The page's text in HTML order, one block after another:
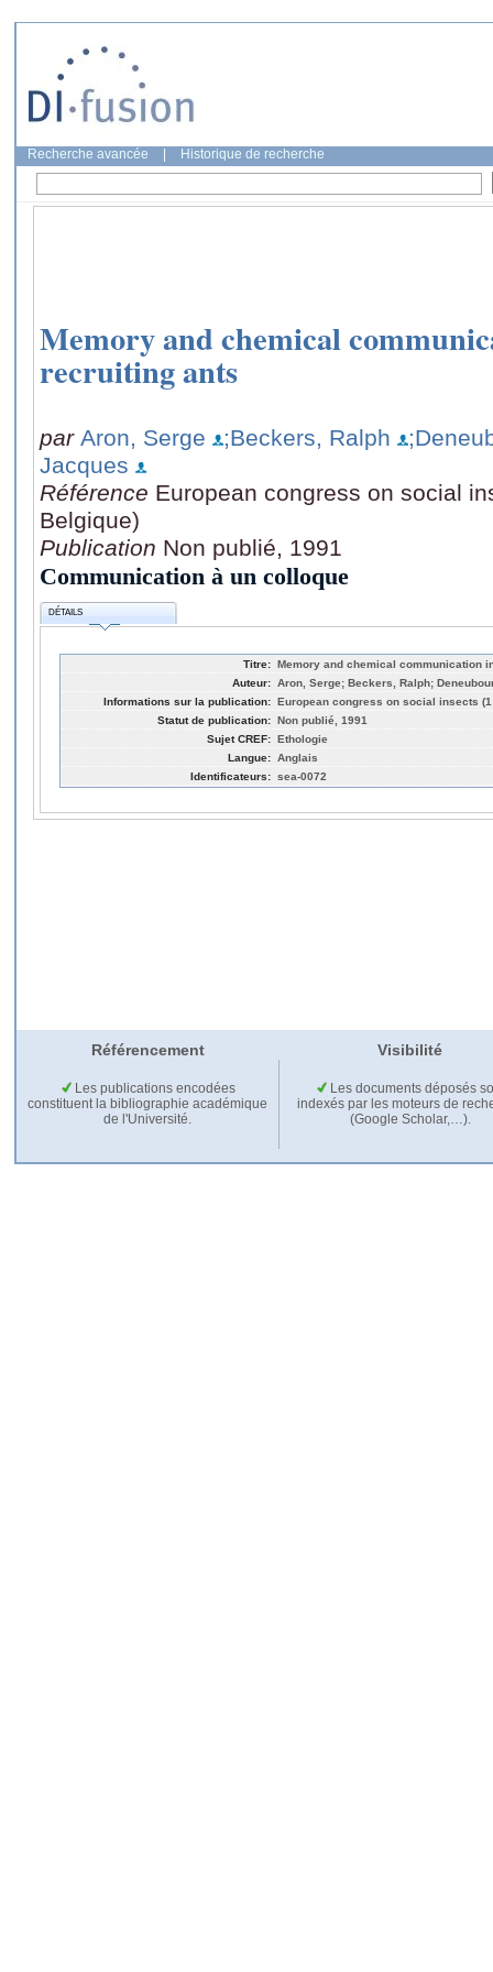
Recherche avancée Historique de recherche
Memory and chemical
recruiting ants
par Aron, Serge ;Beckers, Ralph
Jacques
Référence European congress on social
Belgique)
Publication Non publié, 1991
Communication à un colloque
DÉTAILS
Titre: Memory and chemical communication
Auteur: Aron, Serge; Beckers, Ralph;
Informations sur la publication: European congress on social insects
Statut de publication: Non publié, 1991
Sujet CREF: Ethologie
Langue: Anglais
Identificateurs: sea-0072
Référencement Visibilité
Les publications encodées
constituent la bibliographie académique
de l'Université.
Les documents déposés
indexés par les moteurs de
(Google Scholar,…).